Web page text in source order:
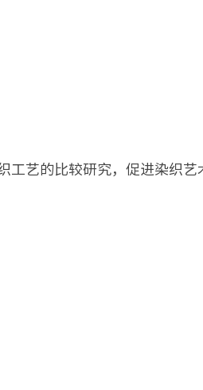
艺的比较研究，促进染织